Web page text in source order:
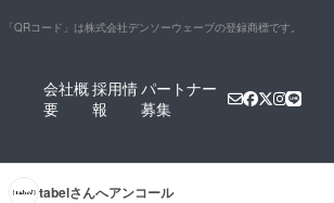
「QRコード」は株式会社デンソーウェーブの登録商標です。
会社概
要
採用情
報
パートナー
募集
tabelさんへアンコール